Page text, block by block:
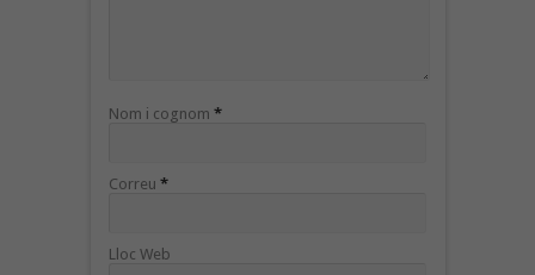
Nom i cognom *
Correu *
Lloc Web